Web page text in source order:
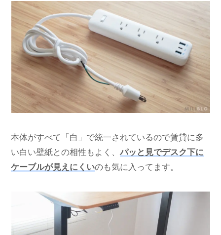
本体がすべて「白」で統一されているので賃貸に多
い白い壁紙との相性もよく、パッと見でデスク下に
ケーブルが見えにくいのも気に入ってます。